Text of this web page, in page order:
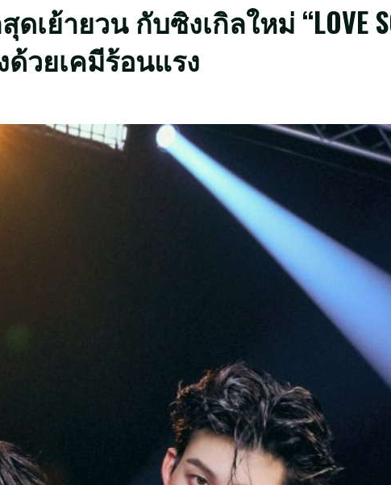
ดเย้ายวน กับซิงเกิลใหม่ “LOVE
วยเคมีร้อนแรง